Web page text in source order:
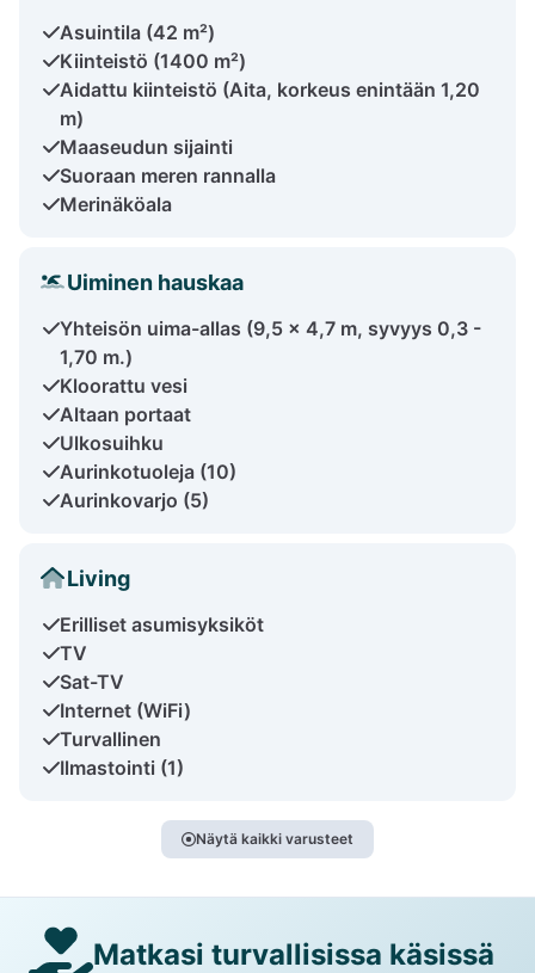
Asuintila (42 m²)
Kiinteistö (1400 m²)
Aidattu kiinteistö (Aita, korkeus enintään 1,20
m)
Maaseudun sijainti
Suoraan meren rannalla
Merinäköala
Uiminen hauskaa
Yhteisön uima-allas (9,5 x 4,7 m, syvyys 0,3 -
1,70 m.)
Kloorattu vesi
Altaan portaat
Ulkosuihku
Aurinkotuoleja (10)
Aurinkovarjo (5)
Living
Erilliset asumisyksiköt
TV
Sat-TV
Internet (WiFi)
Turvallinen
Ilmastointi (1)
Näytä kaikki varusteet
Matkasi turvallisissa käsissä